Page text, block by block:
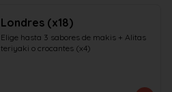
Londres (x18)
Elige hasta 3 sabores de makis + Alitas
teriyaki o crocantes (x4)